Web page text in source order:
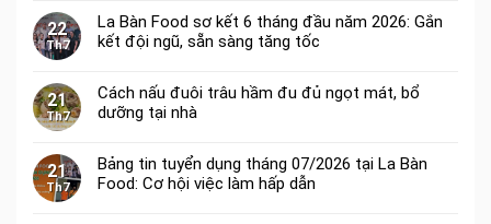
22
Th7
La Bàn Food sơ kết 6 tháng đầu năm 2026: Gắn
kết đội ngũ, sẵn sàng tăng tốc
21
Th7
Cách nấu đuôi trâu hầm đu đủ ngọt mát, bổ
dưỡng tại nhà
21
Th7
Bảng tin tuyển dụng tháng 07/2026 tại La Bàn
Food: Cơ hội việc làm hấp dẫn